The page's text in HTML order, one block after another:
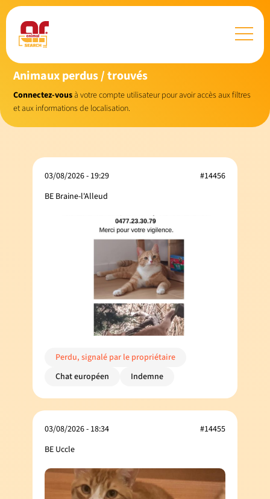
Animaux perdus / trouvés
Connectez-vousà votre compte utilisateur pour avoir accès aux filtres
et aux informations de localisation.
03/08/2026 - 19:29
BE Braine-l'Alleud
#14456
Perdu, signalé par le propriétaire
Chat européen
Indemne
03/08/2026 - 18:34
BE Uccle
#14455